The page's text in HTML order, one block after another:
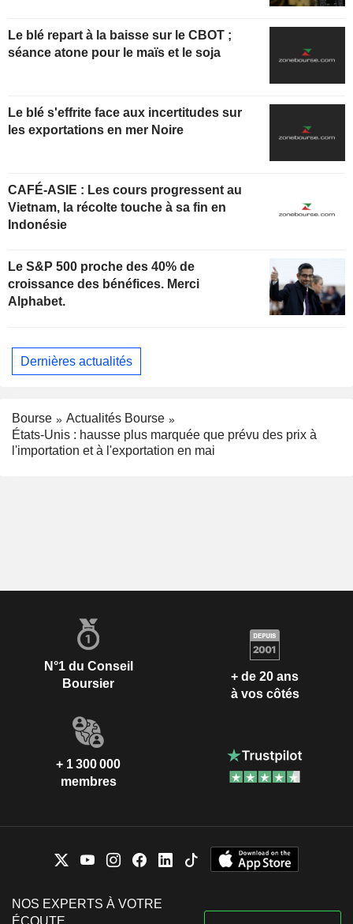
Le blé repart à la baisse sur le CBOT ;
séance atone pour le maïs et le soja
Le blé s'effrite face aux incertitudes sur
les exportations en mer Noire
CAFÉ-ASIE : Les cours progressent au
Vietnam, la récolte touche à sa fin en
Indonésie
Le S&P 500 proche des 40% de
croissance des bénéfices. Merci
Alphabet.
Dernières actualités
Bourse
Actualités Bourse
États-Unis : hausse plus marquée que prévu des prix à
l'importation et à l'exportation en mai
N°1 du Conseil
Boursier
+ de 20 ans
à vos côtés
+ 1 300 000
membres
NOS EXPERTS À VOTRE